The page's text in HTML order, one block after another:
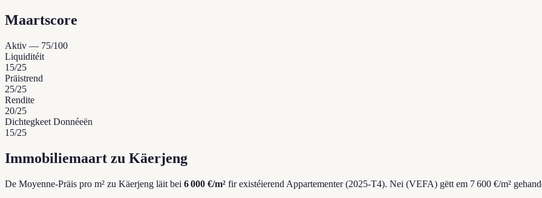
Maartscore
Aktiv — 75/100
Liquiditéit
15/25
Präistrend
25/25
Rendite
20/25
Dichtegkeet Donnéeën
15/25
Immobiliemaart zu Käerjeng
De Moyenne-Präis pro m² zu Käerjeng läit bei 6 000 €/m² fir existéierend Appartementer (2025-T4). Nei (VEFA) gëtt em 7 600 €/m²